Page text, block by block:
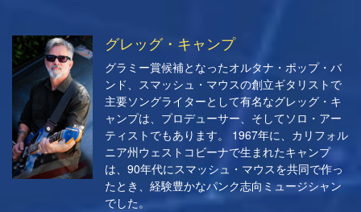
グレッグ・キャンプ
グラミー賞候補となったオルタナ・ポップ・バ
ンド、スマッシュ・マウスの創立ギタリストで
主要ソングライターとして有名なグレッグ・キ
ャンプは、プロデューサー、そしてソロ・アー
ティストでもあります。 1967年に、カリフォル
ニア州ウェストコビーナで生まれたキャンプ
は、90年代にスマッシュ・マウスを共同で作っ
たとき、経験豊かなパンク志向ミュージシャン
でした。